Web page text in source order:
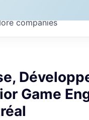
companies
Game